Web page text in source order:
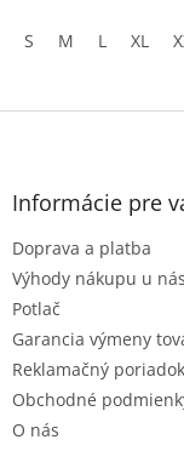
z
S M L XL
Z
Informácie pre
Doprava a platba
Výhody nákupu u nás
Potlač
Garancia výmeny
Reklamačný poriadok
Obchodné
O nás